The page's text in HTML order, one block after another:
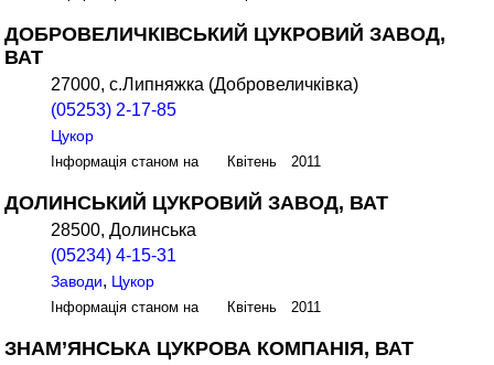
ДОБРОВЕЛИЧКІВСЬКИЙ ЦУКРОВИЙ ЗАВОД,
ВАТ
27000, с.Липняжка (Добровеличківка)
(05253) 2-17-85
Цукор
Інформація станом на Квітень 2011
ДОЛИНСЬКИЙ ЦУКРОВИЙ ЗАВОД, ВАТ
28500, Долинська
(05234) 4-15-31
Заводи, Цукор
Інформація станом на Квітень 2011
ЗНАМ’ЯНСЬКА ЦУКРОВА КОМПАНІЯ, ВАТ